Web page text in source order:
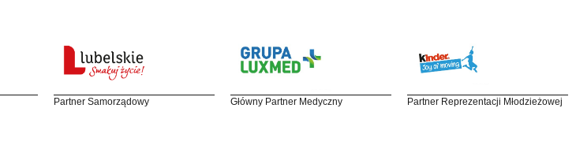
Partner Samorządowy Główny Partner Medyczny Partner Reprezentacji Młodzieżowej